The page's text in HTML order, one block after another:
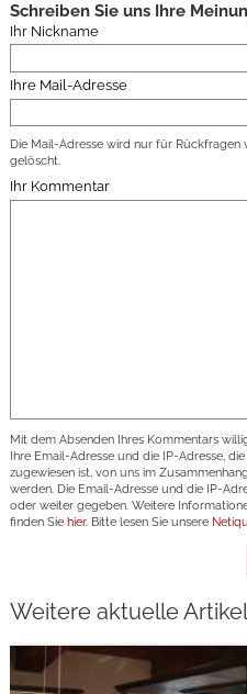
Schreiben Sie uns Ihre
Ihr Nickname
Ihre Mail-Adresse
Die Mail-Adresse wird nur für Rückfragen
gelöscht.
Ihr Kommentar
Mit dem Absenden Ihres Kommentars
Ihre Email-Adresse und die IP-Adresse,
zugewiesen ist, von uns im
werden. Die Email-Adresse und die IP-
oder weiter gegeben. Weitere
finden Sie hier. Bitte lesen Sie unsere
Weitere aktuelle Artikel